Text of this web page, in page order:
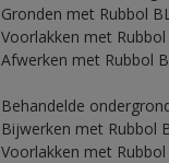
Gronden met Rubbol
Voorlakken met
Afwerken met Rubbol
Behandelde
Bijwerken met Rubbol
Voorlakken met